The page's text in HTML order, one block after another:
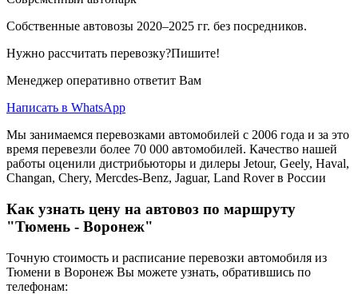
Собственные автовозы 2020–2025 гг. без посредников.
Нужно рассчитать перевозку?Пишите!
Менеджер оперативно ответит Вам
Написать в WhatsApp
Мы занимаемся перевозками автомобилей с 2006 года и за это
время перевезли более 70 000 автомобилей. Качество нашей
работы оценили дистрибьюторы и дилеры Jetour, Geely, Haval,
Changan, Chery, Mercdes-Benz, Jaguar, Land Rover в России
Как узнать цену на автовоз по маршруту
"Тюмень - Воронеж"
Точную стоимость и расписание перевозки автомобиля из
Тюмени в Воронеж Вы можете узнать, обратившись по
телефонам: